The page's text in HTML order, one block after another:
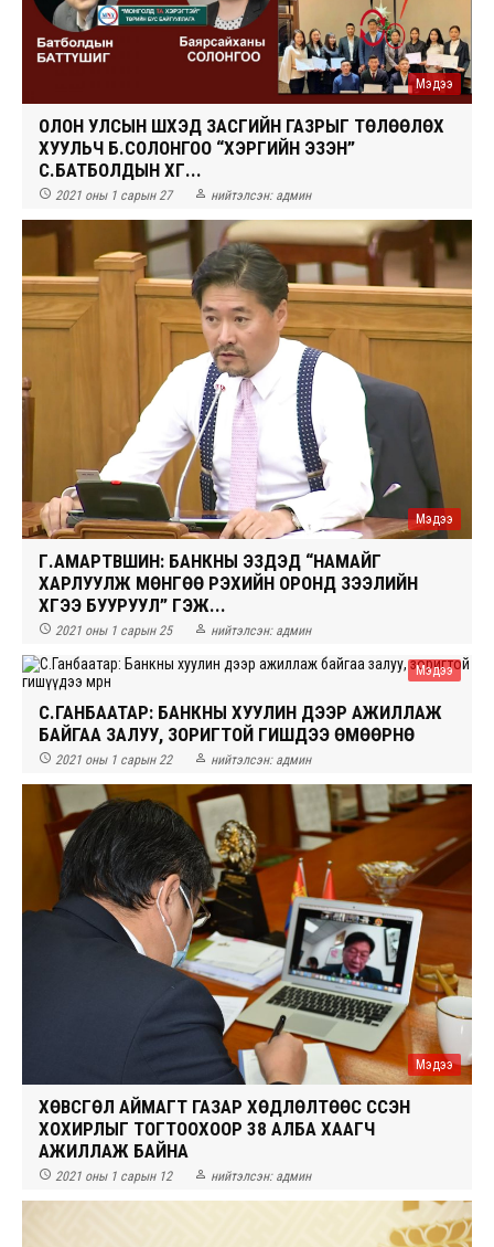
Мэдээ
ОЛОН УЛСЫН ШҮҮХЭД ЗАСГИЙН ГАЗРЫГ ТӨЛӨӨЛӨХ
ХУУЛЬЧ Б.СОЛОНГОО “ХЭРГИЙН ЭЗЭН”
СҮ.БАТБОЛДЫН ХҮҮГ...
 2021 оны 1 сарын 27  нийтэлсэн: админ
Мэдээ
Г.АМАРТҮВШИН: БАНКНЫ ЭЗДЭД “НАМАЙГ
ХАРЛУУЛЖ МӨНГӨӨ ҮРЭХИЙН ОРОНД ЗЭЭЛИЙН
ХҮҮГЭЭ БУУРУУЛ” ГЭЖ...
 2021 оны 1 сарын 25  нийтэлсэн: админ
Мэдээ
С.ГАНБААТАР: БАНКНЫ ХУУЛИН ДЭЭР АЖИЛЛАЖ
БАЙГАА ЗАЛУУ, ЗОРИГТОЙ ГИШҮҮДЭЭ ӨМӨӨРНӨ
 2021 оны 1 сарын 22  нийтэлсэн: админ
Мэдээ
ХӨВСГӨЛ АЙМАГТ ГАЗАР ХӨДЛӨЛТӨӨС ҮҮССЭН
ХОХИРЛЫГ ТОГТООХООР 38 АЛБА ХААГЧ
АЖИЛЛАЖ БАЙНА
 2021 оны 1 сарын 12  нийтэлсэн: админ